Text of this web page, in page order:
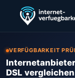
VERFÜGBARKEIT
DSL vergleichen